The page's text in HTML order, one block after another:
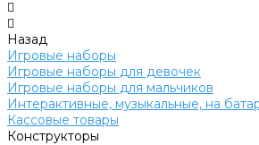
Назад
Игровые наборы
Игровые наборы для девочек
Игровые наборы для мальчиков
Интерактивные, музыкальные, на
Кассовые товары
Конструкторы